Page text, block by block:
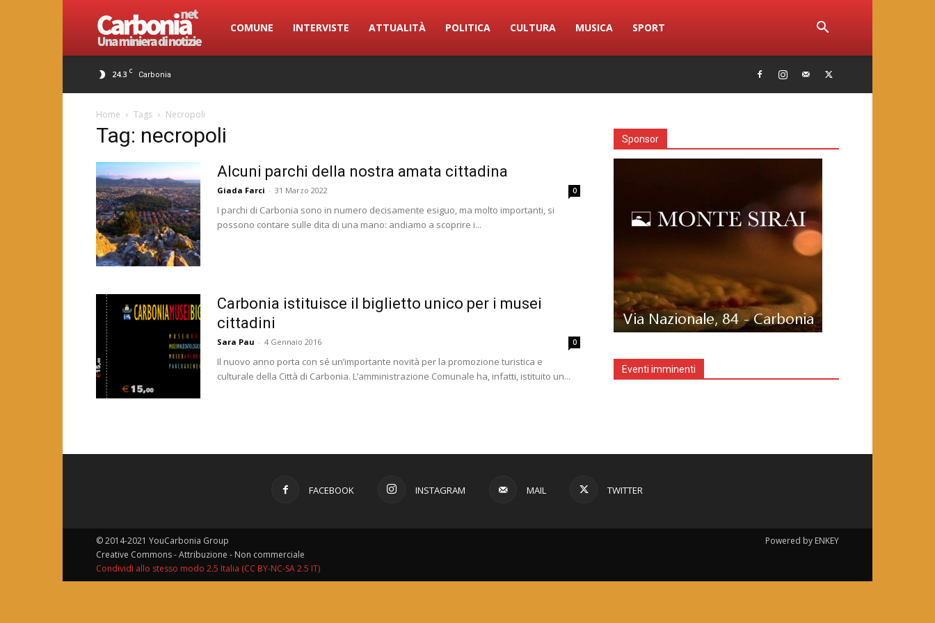
Carbonia.net
COMUNE INTERVISTE ATTUALITÀ POLITICA CULTURA MUSICA SPORT
24.3 C Carbonia
Home Tags Necropoli
Tag: necropoli
Alcuni parchi della nostra amata cittadina
Giada Farci - 31 Marzo 2022 0
I parchi di Carbonia sono in numero decisamente esiguo, ma molto importanti, si
possono contare sulle dita di una mano: andiamo a scoprire i...
Carbonia istituisce il biglietto unico per i musei
cittadini
Sara Pau - 4 Gennaio 2016 0
Il nuovo anno porta con sé un’importante novità per la promozione turistica e
culturale della Città di Carbonia. L’amministrazione Comunale ha, infatti, istituito un...
Sponsor
Eventi imminenti
FACEBOOK INSTAGRAM MAIL TWITTER
Powered by ENKEY
© 2014-2021 YouCarbonia Group
Creative Commons - Attribuzione - Non commerciale
Condividi allo stesso modo 2.5 Italia (CC BY-NC-SA 2.5 IT)